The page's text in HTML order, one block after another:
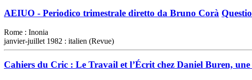
AEIUO - Periodico trimestrale diretto da Bruno Corà
Rome : Inonia
janvier-juillet 1982 : italien (Revue)
Cahiers du Cric : Le Travail et l’Écrit chez Daniel Buren,